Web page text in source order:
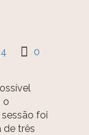
0
o
foi
de três